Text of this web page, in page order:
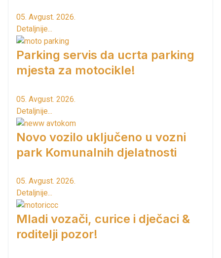
05. Avgust. 2026.
Detaljnije...
Parking servis da ucrta parking
mjesta za motocikle!
05. Avgust. 2026.
Detaljnije...
Novo vozilo uključeno u vozni
park Komunalnih djelatnosti
05. Avgust. 2026.
Detaljnije...
Mladi vozači, curice i dječaci &
roditelji pozor!